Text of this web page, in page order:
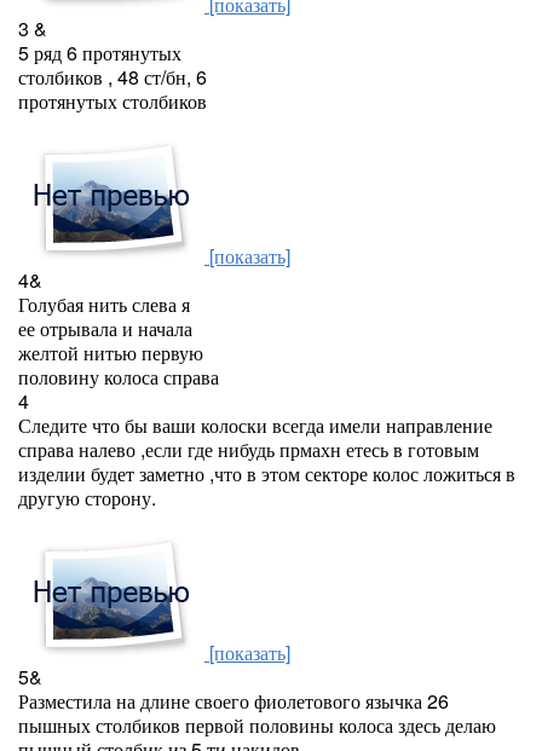
3 &
5 ряд 6 протянутых
столбиков , 48 ст/бн, 6
протянутых столбиков
[показать]
4&
Голубая нить слева я
ее отрывала и начала
желтой нитью первую
половину колоса справа
4
Следите что бы ваши колоски всегда имели направление
справа налево ,если где нибудь прмахн етесь в готовым
изделии будет заметно ,что в этом секторе колос ложиться в
другую сторону.
[показать]
5&
Разместила на длине своего фиолетового язычка 26
пышных столбиков первой половины колоса здесь делаю